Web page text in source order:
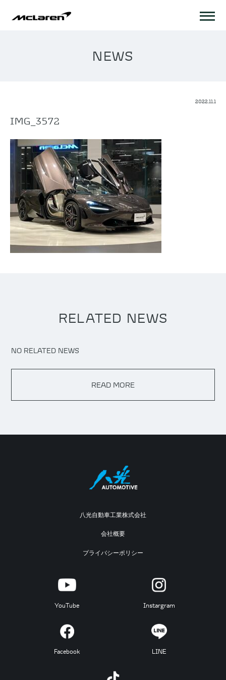
NEWS
2022.11.1
IMG_3572
RELATED NEWS
NO RELATED NEWS
READ MORE
八光自動車工業株式会社
会社概要
プライバシーポリシー
YouTube Instargram
Facebook LINE